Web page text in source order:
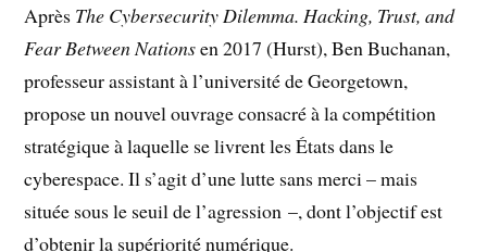
Après The Cybersecurity Dilemma. Hacking, Trust, and
Fear Between Nationsen 2017 (Hurst), Ben Buchanan,
professeur assistant à l’université de Georgetown,
propose un nouvel ouvrage consacré à la compétition
stratégique à laquelle se livrent les États dans le
cyberespace. Il s’agit d’une lutte sans merci – mais
située sous le seuil de l’agression –, dont l’objectif est
d’obtenir la supériorité numérique.